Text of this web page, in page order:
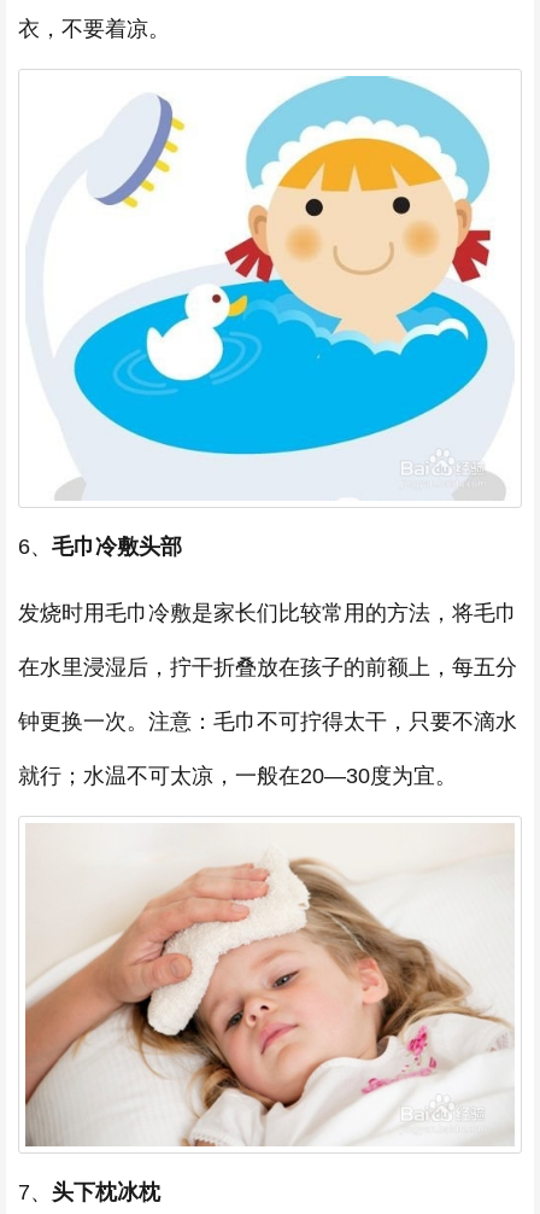
衣，不要着凉。
6、 毛巾冷敷头部
发烧时用毛巾冷敷是家长们比较常用的方法，将毛巾
在水里浸湿后，拧干折叠放在孩子的前额上，每五分
钟更换一次。注意：毛巾不可拧得太干，只要不滴水
就行；水温不可太凉，一般在20—30度为宜。
7、 头下枕冰枕